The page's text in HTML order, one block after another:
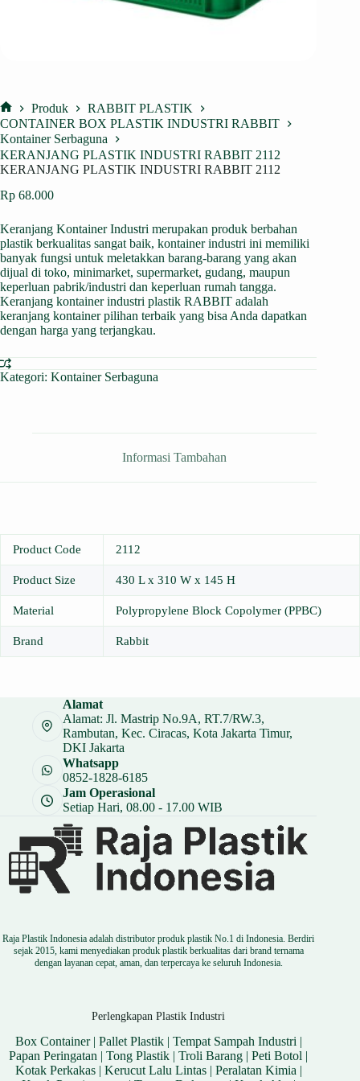
Home
Produk
RABBIT PLASTIK
CONTAINER BOX PLASTIK INDUSTRI RABBIT
Kontainer Serbaguna
KERANJANG PLASTIK INDUSTRI RABBIT 2112
KERANJANG PLASTIK INDUSTRI RABBIT 2112
Rp 68.000
Keranjang Kontainer Industri merupakan produk berbahan
plastik berkualitas sangat baik, kontainer industri ini memiliki
banyak fungsi untuk meletakkan barang-barang yang akan
dijual di toko, minimarket, supermarket, gudang, maupun
keperluan pabrik/industri dan keperluan rumah tangga.
Keranjang kontainer industri plastik RABBIT adalah
keranjang kontainer pilihan terbaik yang bisa Anda dapatkan
dengan harga yang terjangkau.
Kategori: Kontainer Serbaguna
Informasi Tambahan
Product Code 2112
Product Size 430 L x 310 W x 145 H
Material Polypropylene Block Copolymer (PPBC)
Brand Rabbit
Alamat
Alamat: Jl. Mastrip No.9A, RT.7/RW.3,
Rambutan, Kec. Ciracas, Kota Jakarta Timur,
DKI Jakarta
Whatsapp
0852-1828-6185
Jam Operasional
Setiap Hari, 08.00 - 17.00 WIB
Raja Plastik Indonesia adalah distributor produk plastik No.1 di Indonesia. Berdiri
sejak 2015, kami menyediakan produk plastik berkualitas dari brand ternama
dengan layanan cepat, aman, dan terpercaya ke seluruh Indonesia.
Perlengkapan Plastik Industri
Box Container| Pallet Plastik| Tempat Sampah Industri |
Papan Peringatan |Tong Plastik |Troli Barang |Peti Botol |
Kotak Perkakas| Kerucut Lalu Lintas| Peralatan Kimia |